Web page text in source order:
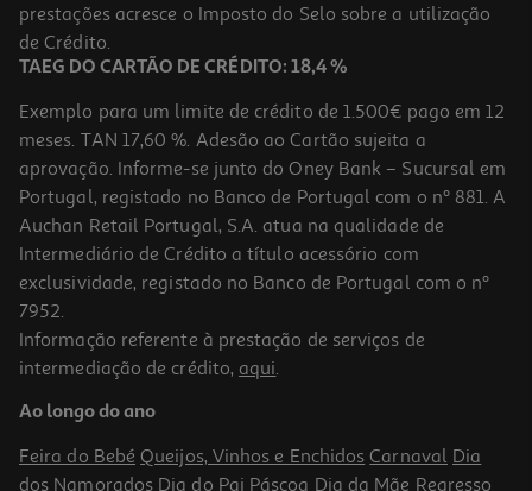
2,49 €/Kg
Pipis De Frango Lusiaves Kg
4.55 €/un
3,79 €/Kg
prestações acresce o Imposto do Selo sobre a utilização
de Crédito.
TAEG DO CARTÃO DE CRÉDITO: 18,4 %
Exemplo para um limite de crédito de 1.500€ pago em 12
meses. TAN 17,60 %. Adesão ao Cartão sujeita a
aprovação. Informe-se junto do Oney Bank – Sucursal em
Portugal, registado no Banco de Portugal com o nº 881. A
Auchan Retail Portugal, S.A. atua na qualidade de
Intermediário de Crédito a título acessório com
exclusividade, registado no Banco de Portugal com o nº
7952.
Informação referente à prestação de serviços de
intermediação de crédito, aqui.
Ao longo do ano
Feira do Bebé Queijos, Vinhos e Enchidos Carnaval Dia
dos Namorados Dia do Pai Páscoa Dia da Mãe Regresso